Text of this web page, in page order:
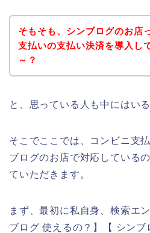
そもそも、シンブログのお店
支払いの支払い決済を導入し
～？
と、思っている人も中にはい
そこでここでは、コンビニ支
ブログのお店で対応している
ていただきます。
まず、最初に私自身、検索エ
ブログ 使えるの？】【 シン